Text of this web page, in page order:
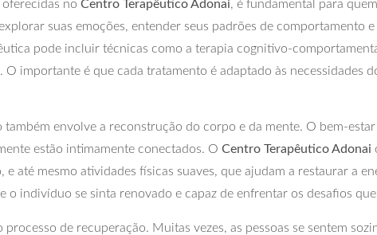
no Centro Terapêutico Adonai, é fundamental para
suas emoções, entender seus padrões de comportamento
pode incluir técnicas como a terapia cognitivo-
importante é que cada tratamento é adaptado às necessidades
envolve a reconstrução do corpo e da mente. O bem-
estão intimamente conectados. O Centro Terapêutico Adonai
até mesmo atividades físicas suaves, que ajudam a restaurar a
o indivíduo se sinta renovado e capaz de enfrentar os desafios
de recuperação. Muitas vezes, as pessoas se sentem